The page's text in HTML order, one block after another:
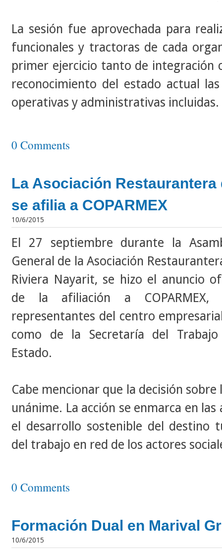
​La sesión fue aprovechada para
funcionales y tractoras de cada
primer ejercicio tanto de integración
reconocimiento del estado actual
operativas y administrativas incluidas.
0 Comments
La Asociación
se afilia a COPARMEX
10/6/2015
El 27 septiembre durante la
General de la Asociación
Riviera Nayarit, se hizo el anuncio
de la afiliación a COPARMEX,
representantes del centro
como de la Secretaría del
Estado.
Cabe mencionar que la decisión
unánime. La acción se enmarca en
el desarrollo sostenible del destino
del trabajo en red de los actores
0 Comments
Formación Dual en Marival
10/6/2015